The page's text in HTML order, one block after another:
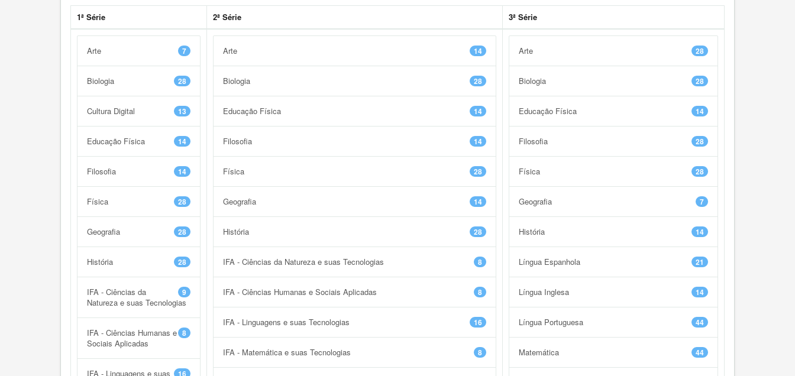
1ª Série 2ª Série 3ª Série
7
Arte
28
Biologia
13
Cultura Digital
14
Educação Física
14
Filosofia
28
Física
28
Geografia
28
História
9
IFA - Ciências da
Natureza e suas Tecnologias
8
IFA - Ciências Humanas e
Sociais Aplicadas
16
IFA - Linguagens e suas
14
Arte
28
Biologia
14
Educação Física
14
Filosofia
28
Física
14
Geografia
28
História
8
IFA - Ciências da Natureza e suas Tecnologias
8
IFA - Ciências Humanas e Sociais Aplicadas
16
IFA - Linguagens e suas Tecnologias
8
IFA - Matemática e suas Tecnologias
28
Arte
28
Biologia
14
Educação Física
28
Filosofia
28
Física
7
Geografia
14
História
21
Língua Espanhola
14
Língua Inglesa
44
Língua Portuguesa
44
Matemática